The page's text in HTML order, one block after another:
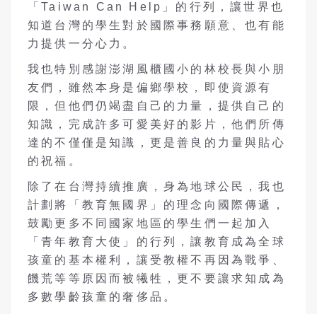
「Taiwan Can Help」的行列，讓世界也
知道台灣的學生對於國際事務願意、也有能
力提供一分心力。
我也特別感謝澎湖風櫃國小的林校長與小朋
友們，雖然本身是偏鄉學校，即使資源有
限，但他們仍竭盡自己的力量，提供自己的
知識，完成許多可愛美好的影片，他們所傳
達的不僅僅是知識，更是善良的力量與貼心
的祝福。
除了在台灣持續推廣，身為地球公民，我也
計劃將「教育無國界」的理念向國際傳遞，
鼓勵更多不同國家地區的學生們一起加入
「青年教育大使」的行列，讓教育成為全球
孩童的基本權利，讓受教權不再因為戰爭、
饑荒等等原因而被犧牲，更不要讓求知成為
多數學齡孩童的奢侈品。